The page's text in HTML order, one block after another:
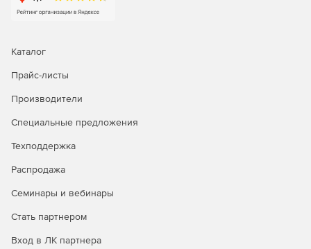
XE – нет ограничений по размерности решаемых
задач (фактическая размерность ограничивается
Engineering также можно подразделить на следующие
металлических, железобетонных и армокаменных
Steel-Concrete-Wood – расчет и проектирование
деревянных конструкций с возможностью расчета
Каталог
Прайс-листы
Производители
Специальные предложения
Техподдержка
Распродажа
Семинары и вебинары
Стать партнером
Вход в ЛК партнера